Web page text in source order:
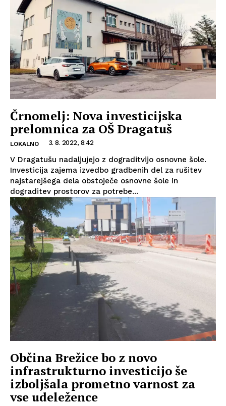
Črnomelj: Nova investicijska
prelomnica za OŠ Dragatuš
LOKALNO 3. 8. 2022, 8:42
V Dragatušu nadaljujejo z dograditvijo osnovne šole.
Investicija zajema izvedbo gradbenih del za rušitev
najstarejšega dela obstoječe osnovne šole in
dograditev prostorov za potrebe...
Občina Brežice bo z novo
infrastrukturno investicijo še
izboljšala prometno varnost za
vse udeležence